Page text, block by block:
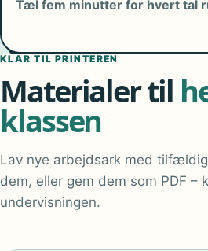
Tæl fem minutter for hvert tal
KLAR TIL PRINTEREN
Materialer til
klassen
Lav nye arbejdsark med
dem, eller gem dem som PDF –
undervisningen.